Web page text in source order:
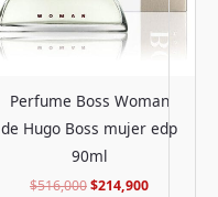
Perfume Boss Woman
de Hugo Boss mujer edp
90ml
$516,000$214,900